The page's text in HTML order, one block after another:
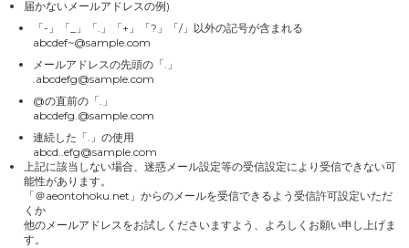
届かないメールアドレスの例)
「-」「_」「.」「+」「?」「/」以外の記号が含まれる
abcdef~@sample.com
メールアドレスの先頭の「.」
.abcdefg@sample.com
@の直前の「.」
abcdefg.@sample.com
連続した「.」の使用
abcd..efg@sample.com
上記に該当しない場合、迷惑メール設定等の受信設定により受信できない可
能性があります。
「＠aeontohoku.net」からのメールを受信できるよう受信許可設定いただ
くか
他のメールアドレスをお試しくださいますよう、よろしくお願い申し上げま
す。